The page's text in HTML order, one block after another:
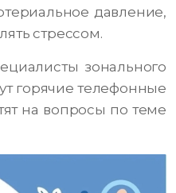
давление,
стрессом.
зонального
горячие телефонные
на вопросы по теме